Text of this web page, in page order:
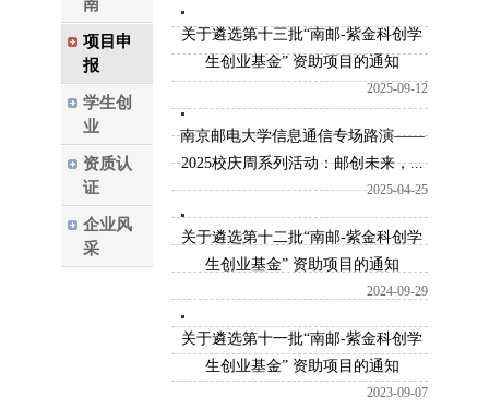
南
项目申
报
学生创
业
资质认
证
企业风
采
关于遴选第十三批“南邮-紫金科创学
生创业基金” 资助项目的通知
2025-09-12
南京邮电大学信息通信专场路演——
2025校庆周系列活动：邮创未来，...
2025-04-25
关于遴选第十二批“南邮-紫金科创学
生创业基金” 资助项目的通知
2024-09-29
关于遴选第十一批“南邮-紫金科创学
生创业基金” 资助项目的通知
2023-09-07